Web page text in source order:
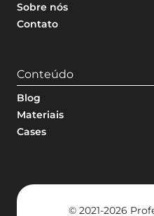
Sobre nós
Contato
Conteúdo
Blog
Materiais
Cases
© 2021-2026